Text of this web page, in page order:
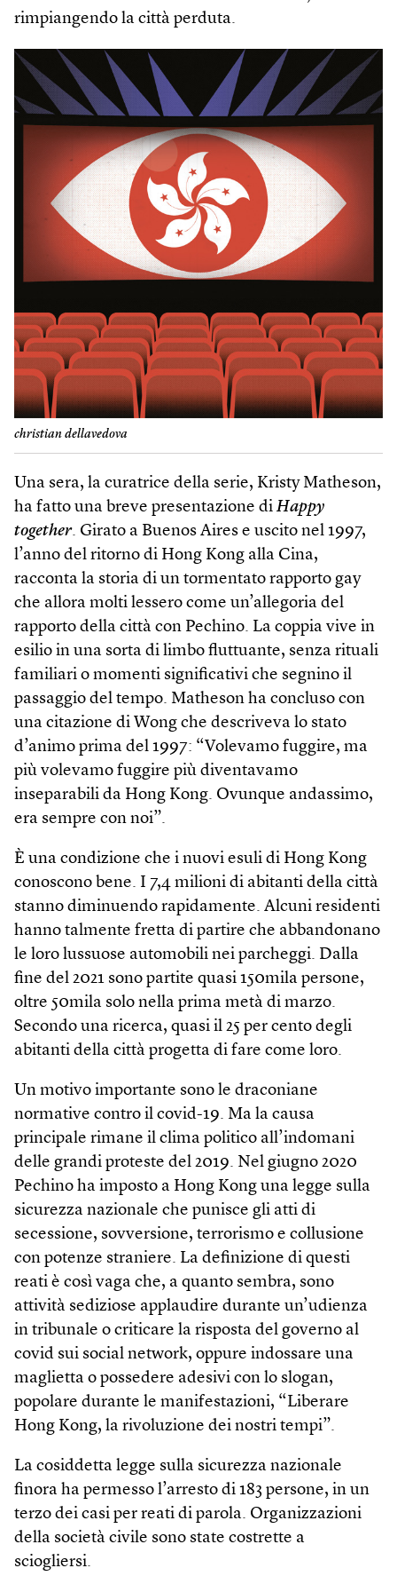
rimpiangendo la città perduta.
christian dellavedova
Una sera, la curatrice della serie, Kristy Matheson,
ha fatto una breve presentazione di Happy
together. Girato a Buenos Aires e uscito nel 1997,
l’anno del ritorno di Hong Kong alla Cina,
racconta la storia di un tormentato rapporto gay
che allora molti lessero come un’allegoria del
rapporto della città con Pechino. La coppia vive in
esilio in una sorta di limbo fluttuante, senza rituali
familiari o momenti significativi che segnino il
passaggio del tempo. Matheson ha concluso con
una citazione di Wong che descriveva lo stato
d’animo prima del 1997: “Volevamo fuggire, ma
più volevamo fuggire più diventavamo
inseparabili da Hong Kong. Ovunque andassimo,
era sempre con noi”.
È una condizione che i nuovi esuli di Hong Kong
conoscono bene. I 7,4 milioni di abitanti della città
stanno diminuendo rapidamente. Alcuni residenti
hanno talmente fretta di partire che abbandonano
le loro lussuose automobili nei parcheggi. Dalla
fine del 2021 sono partite quasi 150mila persone,
oltre 50mila solo nella prima metà di marzo.
Secondo una ricerca, quasi il 25 per cento degli
abitanti della città progetta di fare come loro.
Un motivo importante sono le draconiane
normative contro il covid-19. Ma la causa
principale rimane il clima politico all’indomani
delle grandi proteste del 2019. Nel giugno 2020
Pechino ha imposto a Hong Kong una legge sulla
sicurezza nazionale che punisce gli atti di
secessione, sovversione, terrorismo e collusione
con potenze straniere. La definizione di questi
reati è così vaga che, a quanto sembra, sono
attività sediziose applaudire durante un’udienza
in tribunale o criticare la risposta del governo al
covid sui social network, oppure indossare una
maglietta o possedere adesivi con lo slogan,
popolare durante le manifestazioni, “Liberare
Hong Kong, la rivoluzione dei nostri tempi”.
La cosiddetta legge sulla sicurezza nazionale
finora ha permesso l’arresto di 183 persone, in un
terzo dei casi per reati di parola. Organizzazioni
della società civile sono state costrette a
sciogliersi.